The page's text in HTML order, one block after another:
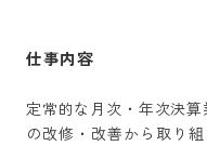
仕事内容
定常的な月次・年次決
の改修・改善から取り